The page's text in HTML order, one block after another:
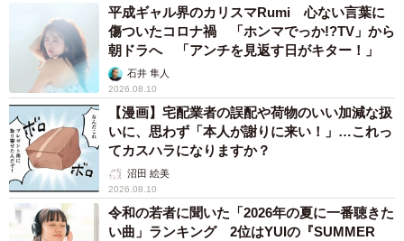
平成ギャル界のカリスマRumi 心ない言葉に
傷ついたコロナ禍 「ホンマでっか!?TV」から
朝ドラへ 「アンチを見返す日がキター！」
石井 隼人
2026.08.10
【漫画】宅配業者の誤配や荷物のいい加減な扱
いに、思わず「本人が謝りに来い！」…これっ
てカスハラになりますか？
沼田 絵美
2026.08.10
令和の若者に聞いた「2026年の夏に一番聴きた
い曲」ランキング 2位はYUIの『SUMMER